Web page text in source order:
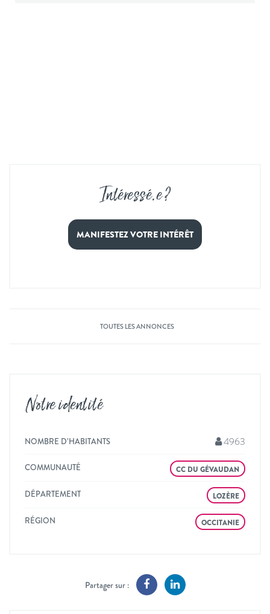
Intéressé.e ?
MANIFESTEZ VOTRE INTÉRÊT
TOUTES LES ANNONCES
Notre identité
NOMBRE D’HABITANTS 4963
COMMUNAUTÉ CC DU GÉVAUDAN
DÉPARTEMENT LOZÈRE
RÉGION OCCITANIE
Partager sur :